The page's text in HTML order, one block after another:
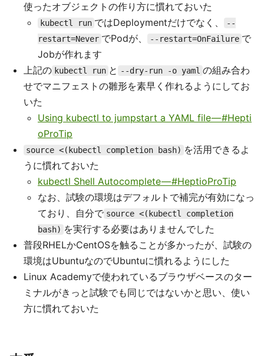
使ったオブジェクトの作り方に慣れておいた
kubectl run ではDeploymentだけでなく、
--
restart=Never でPodが、 --restart=OnFailure で
Jobが作れます
上記の kubectl run と --dry-run -o yaml の組み合わ
せでマニフェストの雛形を素早く作れるようにしてお
いた
Using kubectl to jumpstart a YAML file — #Hepti
oProTip
source <(kubectl completion bash) を活用できるよ
うに慣れておいた
kubectl Shell Autocomplete — #HeptioProTip
なお、試験の環境はデフォルトで補完が有効になっ
ており、自分で source <(kubectl completion
bash) を実行する必要はありませんでした
普段RHELかCentOSを触ることが多かったが、試験の
環境はUbuntuなのでUbuntuに慣れるようにした
Linux Academyで使われているブラウザベースのター
ミナルがきっと試験でも同じではないかと思い、使い
方に慣れておいた